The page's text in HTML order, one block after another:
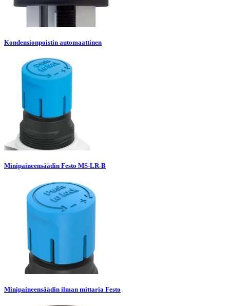
Kondensionpoistin automaattinen
Minipaineensäädin Festo MS-LR-B
Minipaineensäädin ilman mittaria Festo